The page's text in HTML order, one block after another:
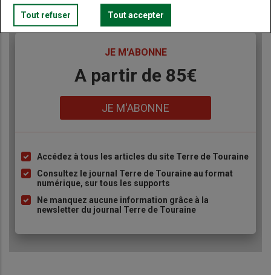
JE M'ABONNE
A partir de 85€
JE M'ABONNE
Liste
à
puce
Accédez à tous les articles du site Terre de Touraine
Consultez le journal Terre de Touraine au format
numérique, sur tous les supports
Ne manquez aucune information grâce à la
newsletter du journal Terre de Touraine
Tout refuser Tout accepter